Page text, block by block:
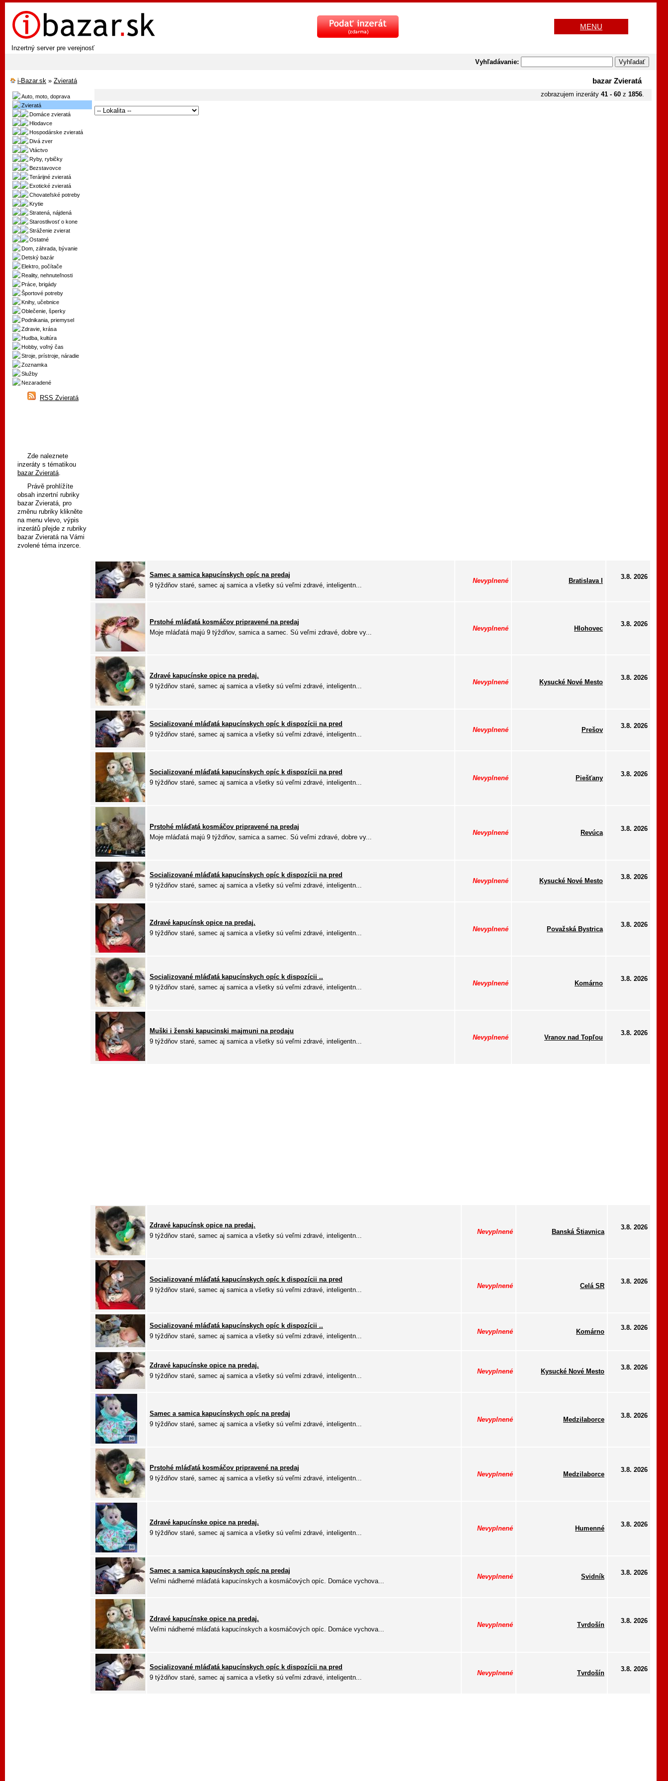
MENU
Inzertný server pre verejnosť
Vyhľadávanie:
i-Bazar.sk » Zvieratá bazar Zvieratá
Auto, moto, doprava
Zvieratá
Domáce zvieratá
Hlodavce
Hospodárske zvieratá
Divá zver
Vtáctvo
Ryby, rybičky
Bezstavovce
Terárijné zvieratá
Exotické zvieratá
Chovateľské potreby
Krytie
Stratená, nájdená
Starostlivosť o kone
Stráženie zvierat
Ostatné
Dom, záhrada, bývanie
Detský bazár
Elektro, počítače
Reality, nehnuteľnosti
Práce, brigády
Športové potreby
Knihy, učebnice
Oblečenie, šperky
Podnikania, priemysel
Zdravie, krása
Hudba, kultúra
Hobby, voľný čas
Stroje, prístroje, náradie
Zoznamka
Služby
Nezaradené
RSS Zvieratá
Zde naleznete
inzeráty s tématikou
bazar Zvieratá.
Právě prohlížíte
obsah inzertní rubriky
bazar Zvieratá, pro
změnu rubriky klikněte
na menu vlevo, výpis
inzerátů přejde z rubriky
bazar Zvieratá na Vámi
zvolené téma inzerce.
zobrazujem inzeráty 41 - 60z 1856.
Samec a samica kapucínskych opíc na predaj
9 týždňov staré, samec aj samica a všetky sú veľmi zdravé, inteligentn...
Nevyplnené Bratislava I
3.8. 2026
Prstohé mláďatá kosmáčov pripravené na predaj
Moje mláďatá majú 9 týždňov, samica a samec. Sú veľmi zdravé, dobre vy...
Nevyplnené Hlohovec
3.8. 2026
Zdravé kapucínske opice na predaj.
9 týždňov staré, samec aj samica a všetky sú veľmi zdravé, inteligentn...
Nevyplnené Kysucké Nové Mesto
3.8. 2026
Socializované mláďatá kapucínskych opíc k dispozícii na pred
9 týždňov staré, samec aj samica a všetky sú veľmi zdravé, inteligentn...
Nevyplnené Prešov
3.8. 2026
Socializované mláďatá kapucínskych opíc k dispozícii na pred
9 týždňov staré, samec aj samica a všetky sú veľmi zdravé, inteligentn...
Nevyplnené Piešťany
3.8. 2026
Prstohé mláďatá kosmáčov pripravené na predaj
Moje mláďatá majú 9 týždňov, samica a samec. Sú veľmi zdravé, dobre vy...
Nevyplnené Revúca
3.8. 2026
Socializované mláďatá kapucínskych opíc k dispozícii na pred
9 týždňov staré, samec aj samica a všetky sú veľmi zdravé, inteligentn...
Nevyplnené Kysucké Nové Mesto
3.8. 2026
Zdravé kapucínsk opice na predaj.
9 týždňov staré, samec aj samica a všetky sú veľmi zdravé, inteligentn...
Nevyplnené Považská Bystrica
3.8. 2026
Socializované mláďatá kapucínskych opíc k dispozícii ..
9 týždňov staré, samec aj samica a všetky sú veľmi zdravé, inteligentn...
Nevyplnené Komárno
3.8. 2026
Muški i ženski kapucinski majmuni na prodaju
9 týždňov staré, samec aj samica a všetky sú veľmi zdravé, inteligentn...
Nevyplnené Vranov nad Topľou
3.8. 2026
Zdravé kapucínsk opice na predaj.
9 týždňov staré, samec aj samica a všetky sú veľmi zdravé, inteligentn...
Nevyplnené Banská Štiavnica
3.8. 2026
Socializované mláďatá kapucínskych opíc k dispozícii na pred
9 týždňov staré, samec aj samica a všetky sú veľmi zdravé, inteligentn...
Nevyplnené Celá SR
3.8. 2026
Socializované mláďatá kapucínskych opíc k dispozícii ..
9 týždňov staré, samec aj samica a všetky sú veľmi zdravé, inteligentn...
Nevyplnené Komárno
3.8. 2026
Zdravé kapucínske opice na predaj.
9 týždňov staré, samec aj samica a všetky sú veľmi zdravé, inteligentn...
Nevyplnené Kysucké Nové Mesto
3.8. 2026
Samec a samica kapucínskych opíc na predaj
9 týždňov staré, samec aj samica a všetky sú veľmi zdravé, inteligentn...
Nevyplnené Medzilaborce
3.8. 2026
Prstohé mláďatá kosmáčov pripravené na predaj
9 týždňov staré, samec aj samica a všetky sú veľmi zdravé, inteligentn...
Nevyplnené Medzilaborce
3.8. 2026
Zdravé kapucínske opice na predaj.
9 týždňov staré, samec aj samica a všetky sú veľmi zdravé, inteligentn...
Nevyplnené Humenné
3.8. 2026
Samec a samica kapucínskych opíc na predaj
Veľmi nádherné mláďatá kapucínskych a kosmáčových opíc. Domáce vychova...
Nevyplnené Svidník
3.8. 2026
Zdravé kapucínske opice na predaj.
Veľmi nádherné mláďatá kapucínskych a kosmáčových opíc. Domáce vychova...
Nevyplnené Tvrdošín
3.8. 2026
Socializované mláďatá kapucínskych opíc k dispozícii na pred
9 týždňov staré, samec aj samica a všetky sú veľmi zdravé, inteligentn...
Nevyplnené Tvrdošín
3.8. 2026